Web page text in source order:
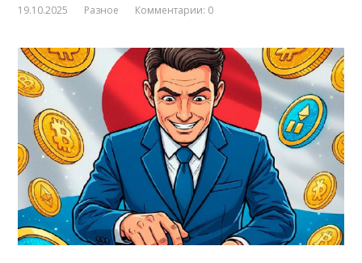
19.10.2025 Разное Комментарии: 0